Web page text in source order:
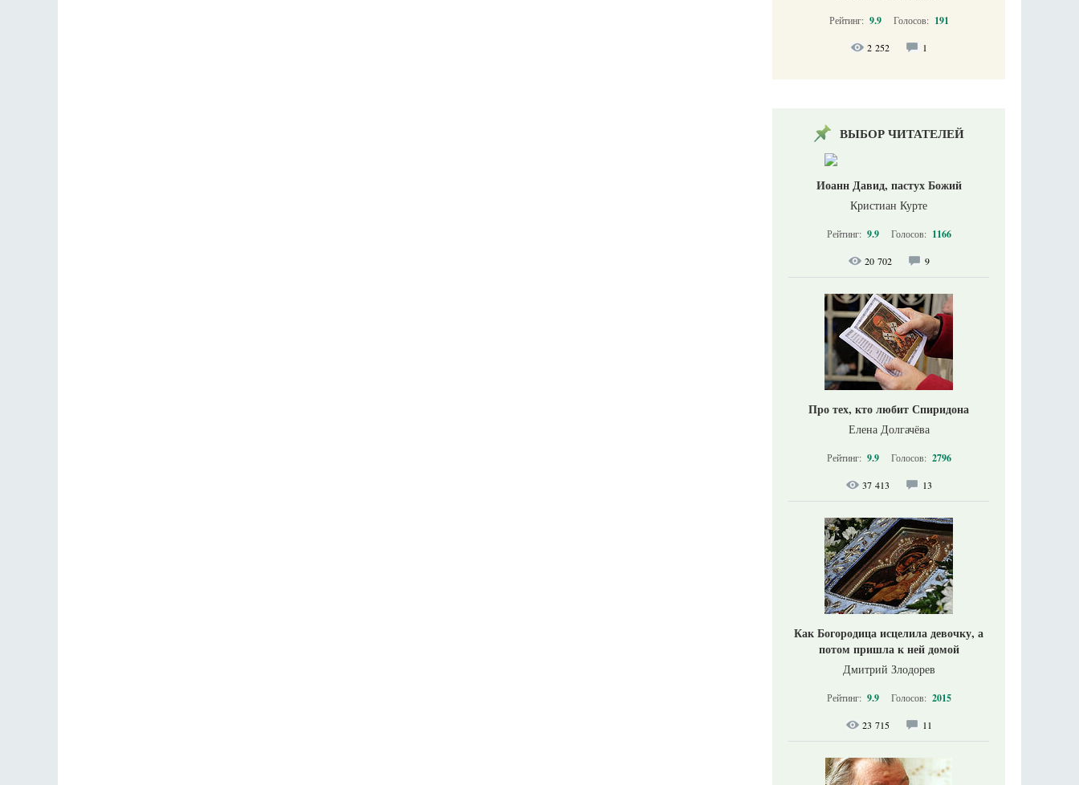
Рейтинг: 9.9 Голосов: 191
2 252 1
ВЫБОР ЧИТАТЕЛЕЙ
Иоанн Давид, пастух Божий
Кристиан Курте
Рейтинг: 9.9 Голосов: 1166
20 702 9
Про тех, кто любит Спиридона
Елена Долгачёва
Рейтинг: 9.9 Голосов: 2796
37 413 13
Как Богородица исцелила девочку, а
потом пришла к ней домой
Дмитрий Злодорев
Рейтинг: 9.9 Голосов: 2015
23 715 11